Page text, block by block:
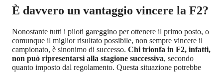
È davvero un vantaggio vincere la F2?
Nonostante tutti i piloti gareggino per ottenere il primo posto, o
comunque il miglior risultato possibile, non sempre vincere il
campionato, è sinonimo di successo. Chi trionfa in F2, infatti,
non può ripresentarsi alla stagione successiva, secondo
quanto imposto dal regolamento. Questa situazione potrebbe